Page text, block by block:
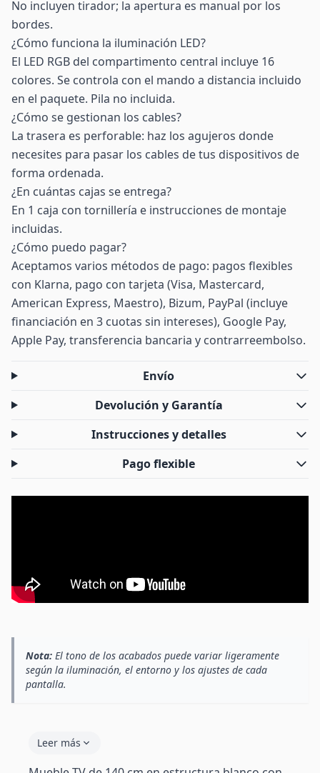
No incluyen tirador; la apertura es manual por los
bordes.
¿Cómo funciona la iluminación LED?
El LED RGB del compartimento central incluye 16
colores. Se controla con el mando a distancia incluido
en el paquete. Pila no incluida.
¿Cómo se gestionan los cables?
La trasera es perforable: haz los agujeros donde
necesites para pasar los cables de tus dispositivos de
forma ordenada.
¿En cuántas cajas se entrega?
En 1 caja con tornillería e instrucciones de montaje
incluidas.
¿Cómo puedo pagar?
Aceptamos varios métodos de pago: pagos flexibles
con Klarna, pago con tarjeta (Visa, Mastercard,
American Express, Maestro), Bizum, PayPal (incluye
financiación en 3 cuotas sin intereses), Google Pay,
Apple Pay, transferencia bancaria y contrarreembolso.
Envío
Devolución y Garantía
Instrucciones y detalles
Pago flexible
Nota: El tono de los acabados puede variar ligeramente
según la iluminación, el entorno y los ajustes de cada
pantalla.
Leer más